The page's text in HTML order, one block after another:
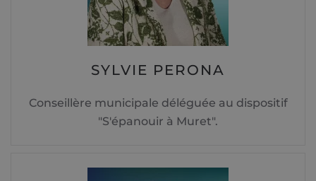
SYLVIE PERONA
Conseillère municipale déléguée au dispositif
"S'épanouir à Muret".